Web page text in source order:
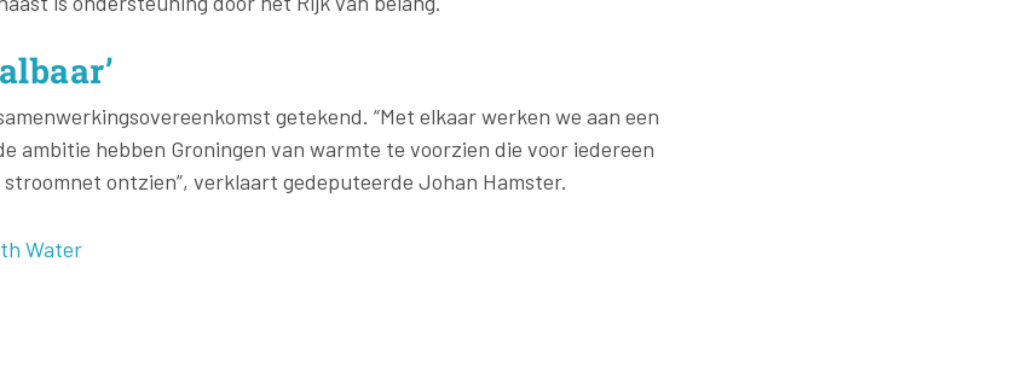
getekend. “Met elkaar werken we aan een
ambitie hebben Groningen van warmte te voorzien die voor iedereen
ontzien”, verklaart gedeputeerde Johan Hamster.
Water